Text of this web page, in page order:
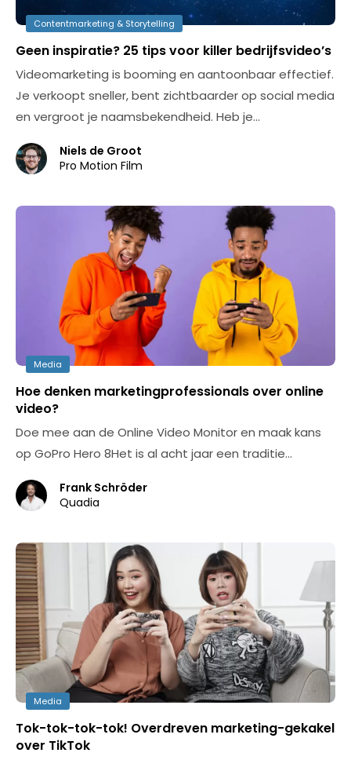
Contentmarketing & Storytelling
Geen inspiratie? 25 tips voor killer bedrijfsvideo’s
Videomarketing is booming en aantoonbaar effectief.
Je verkoopt sneller, bent zichtbaarder op social media
en vergroot je naamsbekendheid. Heb je…
Niels de Groot
Pro Motion Film
Media
Hoe denken marketingprofessionals over online
video?
Doe mee aan de Online Video Monitor en maak kans
op GoPro Hero 8Het is al acht jaar een traditie…
Frank Schröder
Quadia
Media
Tok-tok-tok-tok! Overdreven marketing-gekakel
over TikTok